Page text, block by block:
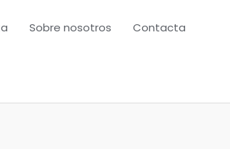
Sobre nosotros Contacta